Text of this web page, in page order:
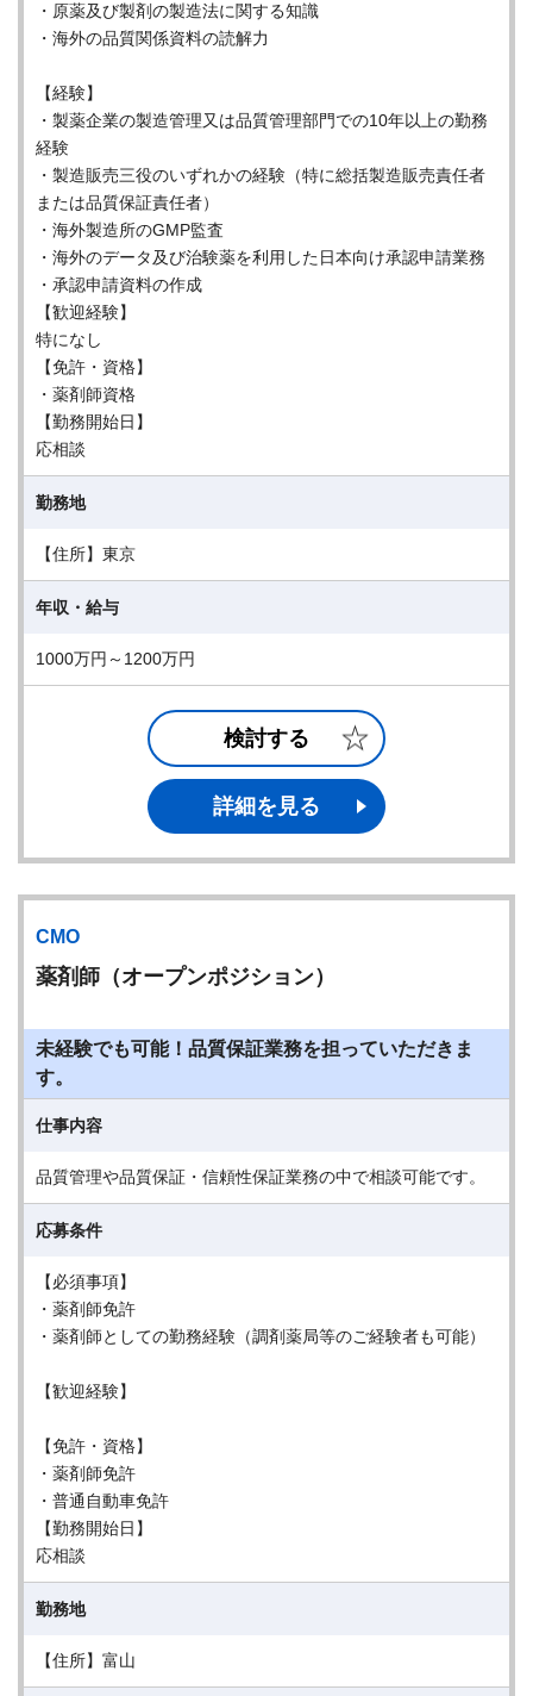
・原薬及び製剤の製造法に関する知識
・海外の品質関係資料の読解力
【経験】
・製薬企業の製造管理又は品質管理部門での10年以上の勤務
経験
・製造販売三役のいずれかの経験（特に総括製造販売責任者
または品質保証責任者）
・海外製造所のGMP監査
・海外のデータ及び治験薬を利用した日本向け承認申請業務
・承認申請資料の作成
【歓迎経験】
特になし
【免許・資格】
・薬剤師資格
【勤務開始日】
応相談
勤務地
【住所】東京
年収・給与
1000万円～1200万円
検討する
詳細を見る
CMO
薬剤師（オープンポジション）
未経験でも可能！品質保証業務を担っていただきま
す。
仕事内容
品質管理や品質保証・信頼性保証業務の中で相談可能です。
応募条件
【必須事項】
・薬剤師免許
・薬剤師としての勤務経験（調剤薬局等のご経験者も可能）
【歓迎経験】
【免許・資格】
・薬剤師免許
・普通自動車免許
【勤務開始日】
応相談
勤務地
【住所】富山